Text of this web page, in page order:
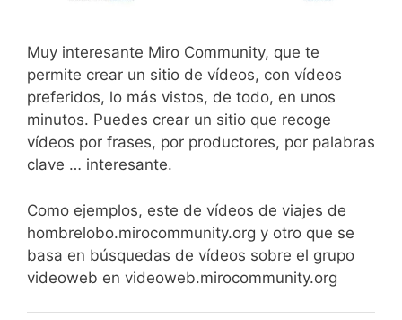
Muy interesante Miro Community, que te
permite crear un sitio de vídeos, con vídeos
preferidos, lo más vistos, de todo, en unos
minutos. Puedes crear un sitio que recoge
vídeos por frases, por productores, por palabras
clave … interesante.
Como ejemplos, este de vídeos de viajes de
hombrelobo.mirocommunity.org y otro que se
basa en búsquedas de vídeos sobre el grupo
videoweb en videoweb.mirocommunity.org